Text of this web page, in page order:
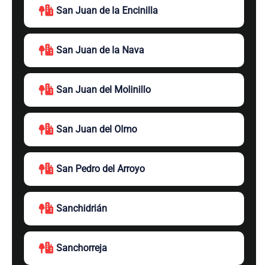
San Juan de la Encinilla
San Juan de la Nava
San Juan del Molinillo
San Juan del Olmo
San Pedro del Arroyo
Sanchidrián
Sanchorreja